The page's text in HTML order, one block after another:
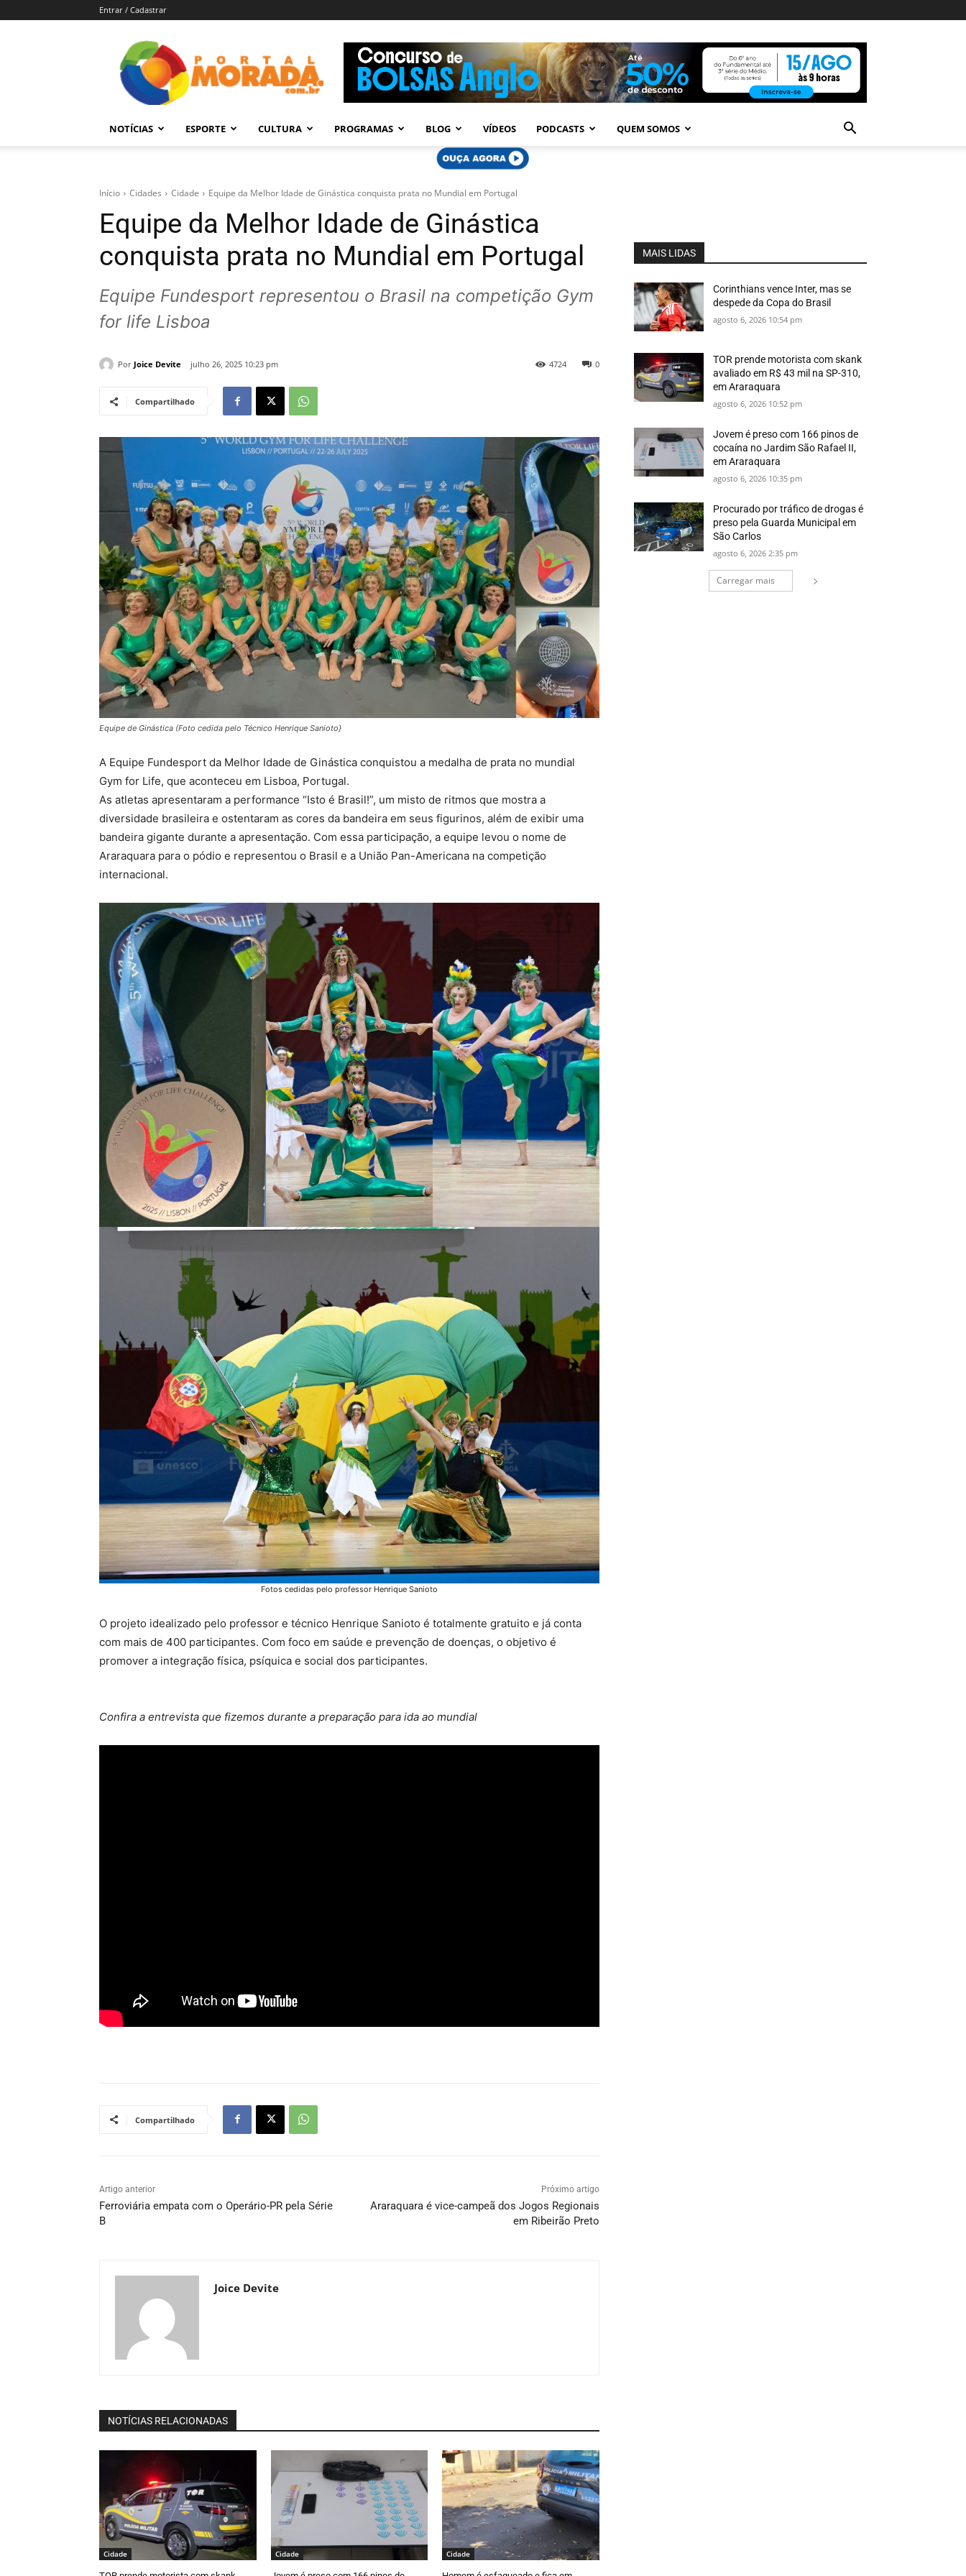
Entrar / Cadastrar
Morada
–
Araraquara
NOTÍCIAS ESPORTE CULTURA PROGRAMAS BLOG VÍDEOS PODCASTS QUEM SOMOS
Início Cidades Cidade Equipe da Melhor Idade de Ginástica conquista prata no Mundial em Portugal
Equipe da Melhor Idade de Ginástica
conquista prata no Mundial em Portugal
Equipe Fundesport representou o Brasil na competição Gym
for life Lisboa
Por Joice Devite julho 26, 2025 10:23 pm 0
4724
Compartilhado
Equipe de Ginástica (Foto cedida pelo Técnico Henrique Sanioto}
A Equipe Fundesport da Melhor Idade de Ginástica conquistou a medalha de prata no mundial
Gym for Life, que aconteceu em Lisboa, Portugal.
As atletas apresentaram a performance “Isto é Brasil!”, um misto de ritmos que mostra a
diversidade brasileira e ostentaram as cores da bandeira em seus figurinos, além de exibir uma
bandeira gigante durante a apresentação. Com essa participação, a equipe levou o nome de
Araraquara para o pódio e representou o Brasil e a União Pan-Americana na competição
internacional.
Fotos cedidas pelo professor Henrique Sanioto
O projeto idealizado pelo professor e técnico Henrique Sanioto é totalmente gratuito e já conta
com mais de 400 participantes. Com foco em saúde e prevenção de doenças, o objetivo é
promover a integração física, psíquica e social dos participantes.
Confira a entrevista que fizemos durante a preparação para ida ao mundial
Compartilhado
Artigo anterior
Ferroviária empata com o Operário-PR pela Série
B
Próximo artigo
Araraquara é vice-campeã dos Jogos Regionais
em Ribeirão Preto
Joice Devite
NOTÍCIAS RELACIONADAS
Cidade Cidade Cidade
MAIS LIDAS
Corinthians vence Inter, mas se
despede da Copa do Brasil
agosto 6, 2026 10:54 pm
TOR prende motorista com skank
avaliado em R$ 43 mil na SP-310,
em Araraquara
agosto 6, 2026 10:52 pm
Jovem é preso com 166 pinos de
cocaína no Jardim São Rafael II,
em Araraquara
agosto 6, 2026 10:35 pm
Procurado por tráfico de drogas é
preso pela Guarda Municipal em
São Carlos
agosto 6, 2026 2:35 pm
Carregar mais